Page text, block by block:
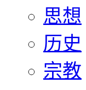
思想
历史
宗教